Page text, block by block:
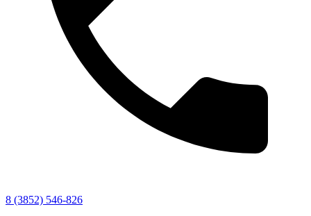
8 (3852) 546-826